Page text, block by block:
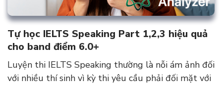
Tự học IELTS Speaking Part 1,2,3 hiệu quả
cho band điểm 6.0+
Luyện thi IELTS Speaking thường là nỗi ám ảnh đối
với nhiều thí sinh vì kỳ thi yêu cầu phải đối mặt với